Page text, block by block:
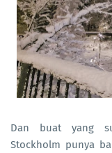
Dan buat yang
Stockholm punya